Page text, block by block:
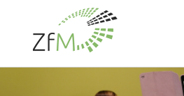
springen